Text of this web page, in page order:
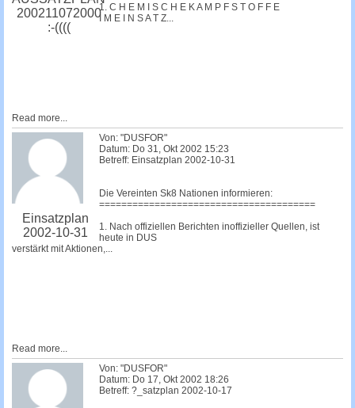
200211072000
:-((((
1. C H E M I S C H E K A M P F S T O F F E
I M E I N S A T Z...
Read more...
Einsatzplan
2002-10-31
Von: "DUSFOR"
Datum: Do 31, Okt 2002 15:23
Betreff: Einsatzplan 2002-10-31
Die Vereinten Sk8 Nationen informieren:
=======================================
1. Nach offiziellen Berichten inoffizieller Quellen, ist
heute in DUS
verstärkt mit Aktionen,...
Read more...
Von: "DUSFOR"
Datum: Do 17, Okt 2002 18:26
Betreff: ?_satzplan 2002-10-17